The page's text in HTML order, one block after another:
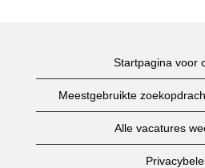
Startpagina voor
Meestgebruikte
Alle vacatures